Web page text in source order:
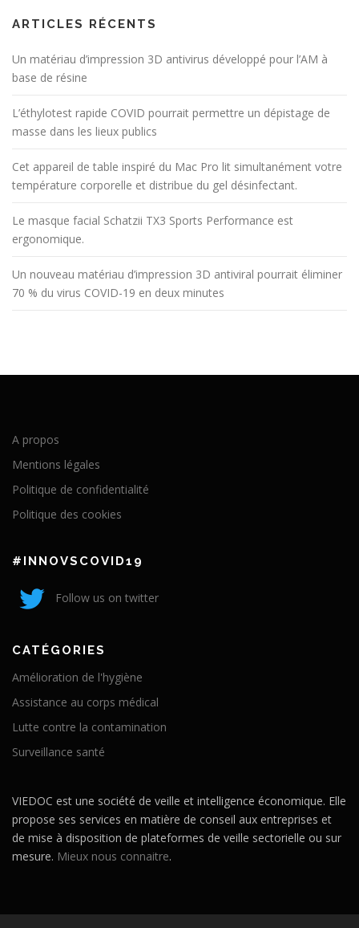
ARTICLES RÉCENTS
Un matériau d’impression 3D antivirus développé pour l’AM à
base de résine
L’éthylotest rapide COVID pourrait permettre un dépistage de
masse dans les lieux publics
Cet appareil de table inspiré du Mac Pro lit simultanément votre
température corporelle et distribue du gel désinfectant.
Le masque facial Schatzii TX3 Sports Performance est
ergonomique.
Un nouveau matériau d’impression 3D antiviral pourrait éliminer
70 % du virus COVID-19 en deux minutes
A propos
Mentions légales
Politique de confidentialité
Politique des cookies
#INNOVSCOVID19
Follow us on twitter
CATÉGORIES
Amélioration de l'hygiène
Assistance au corps médical
Lutte contre la contamination
Surveillance santé
VIEDOC est une société de veille et intelligence économique. Elle
propose ses services en matière de conseil aux entreprises et
de mise à disposition de plateformes de veille sectorielle ou sur
mesure. Mieux nous connaitre.